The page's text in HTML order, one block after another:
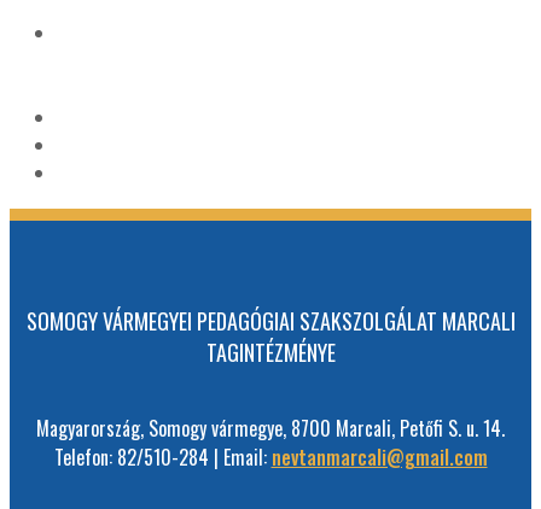
SOMOGY VÁRMEGYEI PEDAGÓGIAI SZAKSZOLGÁLAT MARCALI
TAGINTÉZMÉNYE
Magyarország, Somogy vármegye, 8700 Marcali, Petőfi S. u. 14.
Telefon: 82/510-284 | Email: nevtanmarcali@gmail.com